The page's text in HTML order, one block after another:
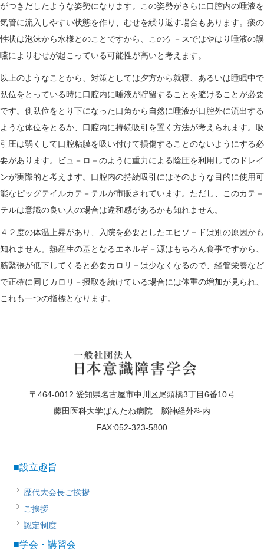
がつきだしたような姿勢になります。この姿勢がさらに口腔内の唾液を
気管に流入しやすい状態を作り、むせを繰り返す場合もあります。痰の
性状は泡沫から水様とのことですから、このケ－スではやはり唾液の誤
嚥によりむせが起こっている可能性が高いと考えます。
以上のようなことから、対策としては夕方から就寝、あるいは睡眠中で
臥位をとっている時に口腔内に唾液が貯留することを避けることが必要
です。側臥位をとり下になった口角から自然に唾液が口腔外に流出する
ような体位をとるか、口腔内に持続吸引を置く方法が考えられます。吸
引圧は弱くして口腔粘膜を吸い付けて損傷することのないようにする必
要があります。ビュ－ロ－のように重力による陰圧を利用してのドレイ
ンが実際的と考えます。口腔内の持続吸引にはそのような目的に使用可
能なピッグテイルカテ－テルが市販されています。ただし、このカテ－
テルは意識の良い人の場合は違和感があるかも知れません。
４２度の体温上昇があり、入院を必要としたエピソ－ドは別の原因かも
知れません。熱産生の基となるエネルギ－源はもちろん食事ですから、
筋緊張が低下してくると必要カロリ－は少なくなるので、経管栄養など
で正確に同じカロリ－摂取を続けている場合には体重の増加が見られ、
これも一つの指標となります。
〒464-0012 愛知県名古屋市中川区尾頭橋3丁目6番10号
藤田医科大学ばんたね病院 脳神経外科内
FAX:052-323-5800
■設立趣旨
歴代大会長ご挨拶
ご挨拶
認定制度
■学会・講習会